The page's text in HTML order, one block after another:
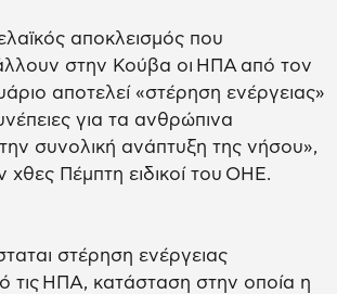
αποκλεισμός που
στην Κούβα οι ΗΠΑ από τον
αποτελεί «στέρηση ενέργειας»
για τα ανθρώπινα
συνολική ανάπτυξη της νήσου»,
χθες Πέμπτη ειδικοί του ΟΗΕ.
στέρηση ενέργειας
τις ΗΠΑ, κατάσταση στην οποία η